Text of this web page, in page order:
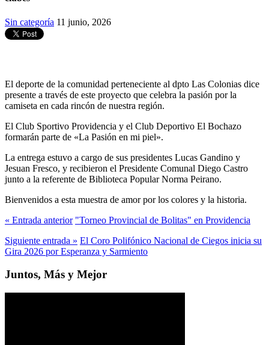
Sin categoría 11 junio, 2026
El deporte de la comunidad perteneciente al dpto Las Colonias dice
presente a través de este proyecto que celebra la pasión por la
camiseta en cada rincón de nuestra región.
El Club Sportivo Providencia y el Club Deportivo El Bochazo
formarán parte de «La Pasión en mi piel».
La entrega estuvo a cargo de sus presidentes Lucas Gandino y
Jesuan Fresco, y recibieron el Presidente Comunal Diego Castro
junto a la referente de Biblioteca Popular Norma Peirano.
Bienvenidos a esta muestra de amor por los colores y la historia.
« Entrada anterior "Torneo Provincial de Bolitas" en Providencia
Siguiente entrada » El Coro Polifónico Nacional de Ciegos inicia su
Gira 2026 por Esperanza y Sarmiento
Juntos, Más y Mejor